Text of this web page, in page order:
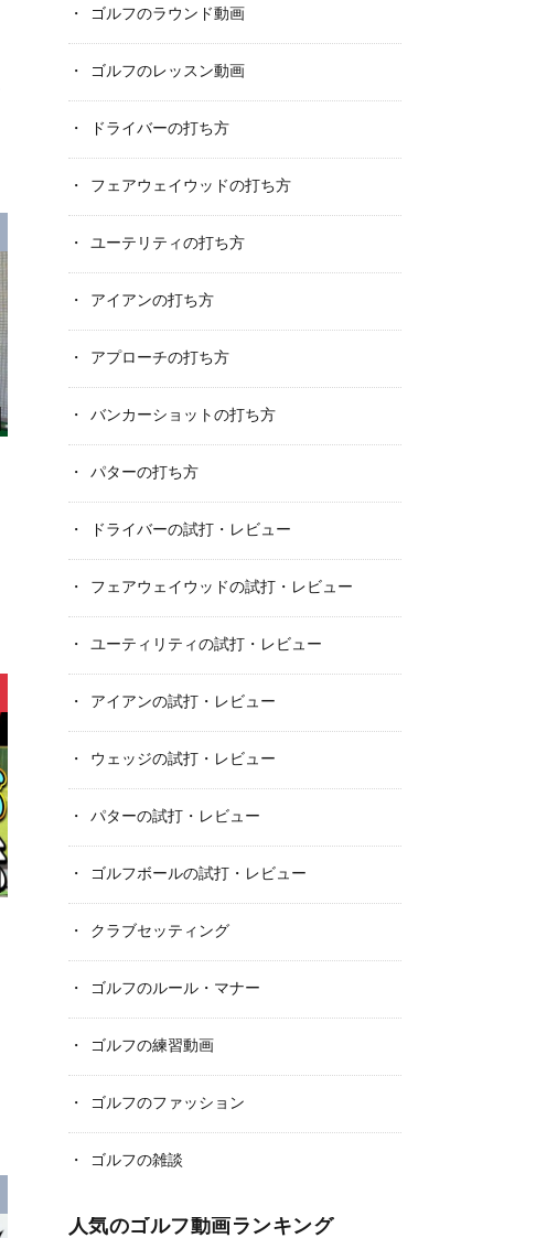
ゴルフのラウンド動画
ゴルフのレッスン動画
ドライバーの打ち方
フェアウェイウッドの打ち方
ユーテリティの打ち方
アイアンの打ち方
アプローチの打ち方
バンカーショットの打ち方
パターの打ち方
ドライバーの試打・レビュー
フェアウェイウッドの試打・レビュー
ユーティリティの試打・レビュー
アイアンの試打・レビュー
ウェッジの試打・レビュー
パターの試打・レビュー
ゴルフボールの試打・レビュー
クラブセッティング
ゴルフのルール・マナー
ゴルフの練習動画
ゴルフのファッション
ゴルフの雑談
人気のゴルフ動画ランキング